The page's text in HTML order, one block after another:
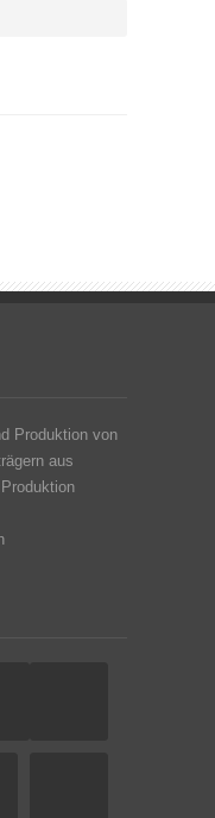
Produktion von
aus